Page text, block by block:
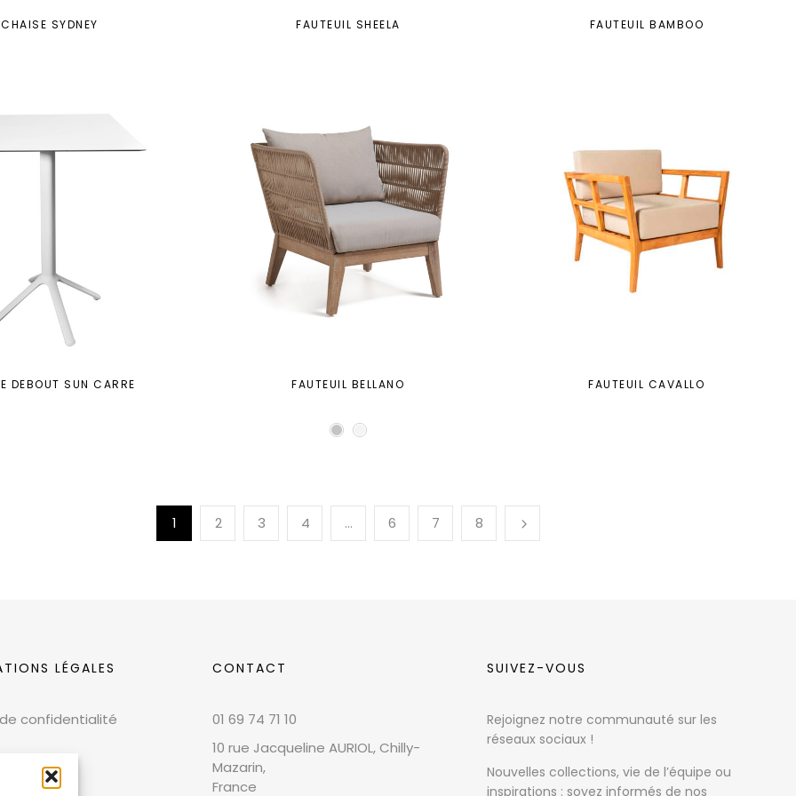
CHAISE SYDNEY FAUTEUIL SHEELA FAUTEUIL BAMBOO
DEBOUT SUN CARRE FAUTEUIL BELLANO FAUTEUIL CAVALLO
1 2 3 4 … 6 7 8
LÉGALES
confidentialité
CONTACT
01 69 74 71 10
10 rue Jacqueline AURIOL, Chilly-
Mazarin,
France
SUIVEZ-VOUS
Rejoignez notre communauté sur les
réseaux sociaux !
Nouvelles collections, vie de l’équipe ou
inspirations : soyez informés de nos